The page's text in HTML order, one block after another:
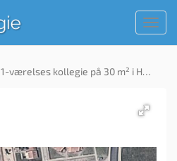
1-værelses kollegie på 30 m² i Hvide Sande